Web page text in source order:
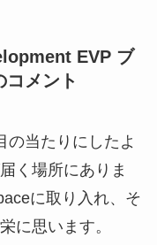
EVP ブ
コメント
の当たりにしたよ
く場所にありま
に取り入れ、そ
に思います。